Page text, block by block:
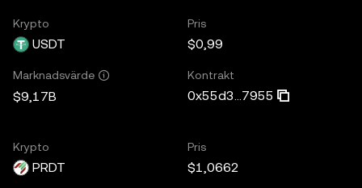
Krypto
USDT
Pris
$0,99
Marknadsvärde
$9,17B
Kontrakt
0x55d3...7955
Krypto
PRDT
Pris
$1,0662